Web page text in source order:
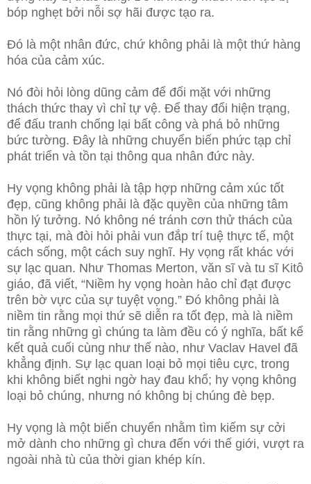
bóp nghẹt bởi nỗi sợ hãi được tạo ra.
Đó là một nhân đức, chứ không phải là một thứ hàng
hóa của cảm xúc.
Nó đòi hỏi lòng dũng cảm để đối mặt với những
thách thức thay vì chỉ tự vệ. Để thay đổi hiện trạng,
để đấu tranh chống lại bất công và phá bỏ những
bức tường. Đây là những chuyển biến phức tạp chỉ
phát triển và tồn tại thông qua nhân đức này.
Hy vọng không phải là tập hợp những cảm xúc tốt
đẹp, cũng không phải là đặc quyền của những tâm
hồn lý tưởng. Nó không né tránh cơn thử thách của
thực tại, mà đòi hỏi phải vun đắp trí tuệ thực tế, một
cách sống, một cách suy nghĩ. Hy vọng rất khác với
sự lạc quan. Như Thomas Merton, văn sĩ và tu sĩ Kitô
giáo, đã viết, “Niềm hy vọng hoàn hảo chỉ đạt được
trên bờ vực của sự tuyệt vọng.” Đó không phải là
niềm tin rằng mọi thứ sẽ diễn ra tốt đẹp, mà là niềm
tin rằng những gì chúng ta làm đều có ý nghĩa, bất kể
kết quả cuối cùng như thế nào, như Vaclav Havel đã
khẳng định. Sự lạc quan loại bỏ mọi tiêu cực, trong
khi không biết nghi ngờ hay đau khổ; hy vọng không
loại bỏ chúng, nhưng nó không bị chúng đè bẹp.
Hy vọng là một biến chuyển nhằm tìm kiếm sự cởi
mở dành cho những gì chưa đến với thế giới, vượt ra
ngoài nhà tù của thời gian khép kín.